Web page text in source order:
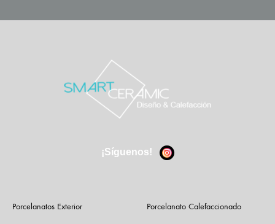
¡Síguenos!
Porcelanatos Exterior Porcelanato Calefaccionado